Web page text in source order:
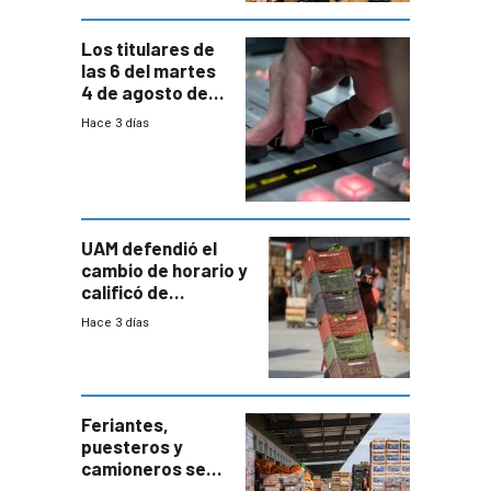
Los titulares de
las 6 del martes
4 de agosto de
2026
Hace 3 días
UAM defendió el
cambio de horario y
calificó de
“desproporcionado”
Hace 3 días
Feriantes,
puesteros y
camioneros se